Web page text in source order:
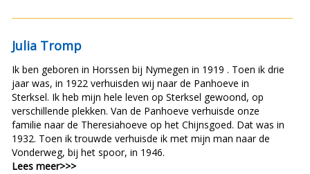
Julia Tromp
Ik ben geboren in Horssen bij Nymegen in 1919 . Toen ik drie
jaar was, in 1922 verhuisden wij naar de Panhoeve in
Sterksel. Ik heb mijn hele leven op Sterksel gewoond, op
verschillende plekken. Van de Panhoeve verhuisde onze
familie naar de Theresiahoeve op het Chijnsgoed. Dat was in
1932. Toen ik trouwde verhuisde ik met mijn man naar de
Vonderweg, bij het spoor, in 1946.
Lees meer>>>